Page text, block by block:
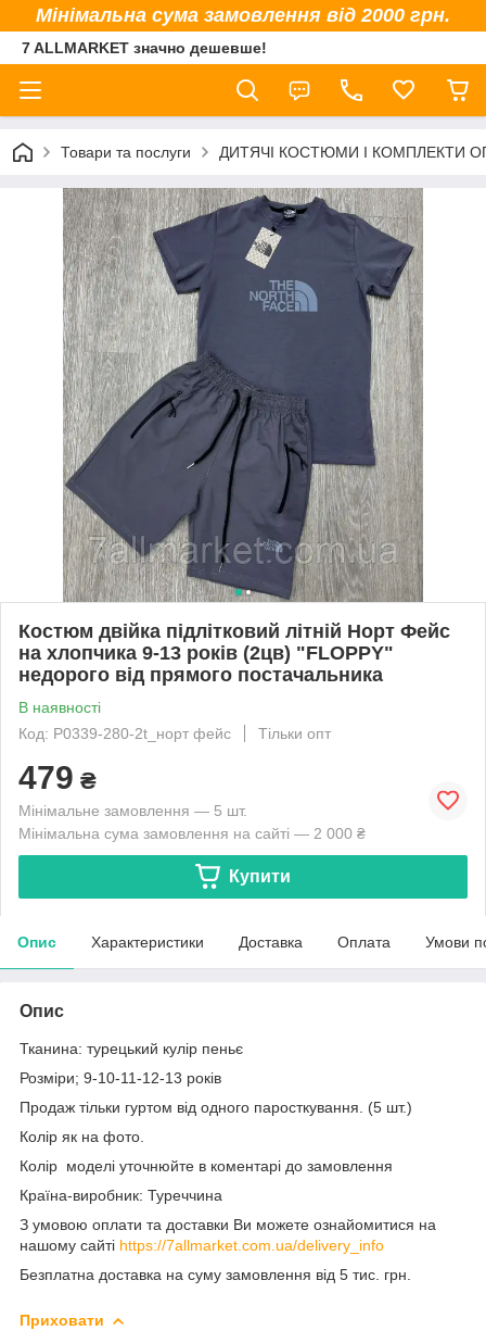
Мінімальна сума замовлення від 2000 грн.
7 ALLMARKET значно дешевше!
Товари та послуги ДИТЯЧІ КОСТЮМИ І КОМПЛЕКТИ
Костюм двійка підлітковий літній Норт Фейс
на хлопчика 9-13 років (2цв) "FLOPPY"
недорого від прямого постачальника
В наявності
Код: P0339-280-2t_норт фейс
Тільки опт
479 ₴
Мінімальне замовлення — 5 шт.
Мінімальна сума замовлення на сайті — 2 000 ₴
Купити
Опис Характеристики Доставка Оплата Умови
Опис
Тканина: турецький кулір пеньє
Розміри; 9-10-11-12-13 років
Продаж тільки гуртом від одного паросткування. (5 шт.)
Колір як на фото.
Колір моделі уточнюйте в коментарі до замовлення
Країна-виробник: Туреччина
З умовою оплати та доставки Ви можете ознайомитися на
нашому сайті https://7allmarket.com.ua/delivery_info
Безплатна доставка на суму замовлення від 5 тис. грн.
Приховати